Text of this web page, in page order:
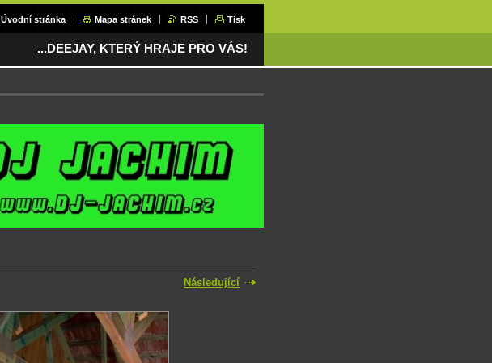
Úvodní stránka Mapa stránek RSS Tisk
...DEEJAY, KTERÝ HRAJE PRO VÁS!
Následující